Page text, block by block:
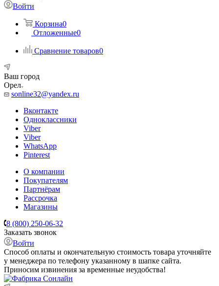
Войти
Корзина0
Отложенные0
Сравнение товаров0
Ваш город
Орел
sonline32@yandex.ru
Вконтакте
Одноклассники
Viber
Viber
WhatsApp
Pinterest
О компании
Покупателям
Партнёрам
Рассрочка
Магазины
8 (800) 250-06-32
Заказать звонок
Войти
Способ оплаты и окончательную стоимость товара уточняйте
у менеджера по телефону указанному в шапке сайта.
Приносим извинения за временные неудобства!